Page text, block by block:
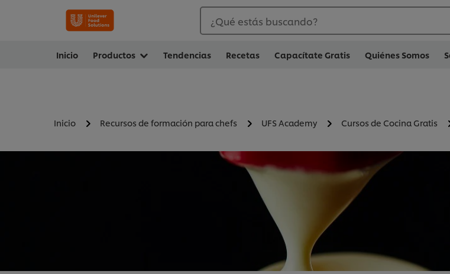
¿Qué estás buscando?
Inicio Productos Tendencias Recetas Capacítate Gratis Quiénes Somos
Inicio Recursos de formación para chefs UFS Academy Cursos de Cocina Gratis